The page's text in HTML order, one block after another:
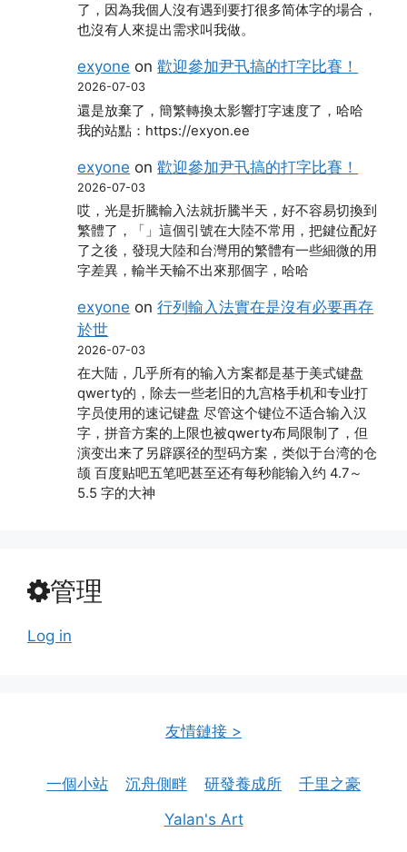
了，因為我個人沒有遇到要打很多简体字的場合，
也沒有人來提出需求叫我做。
exyone on歡迎參加尹卂搞的打字比賽！
2026-07-03
還是放棄了，簡繁轉換太影響打字速度了，哈哈
我的站點：https://exyon.ee
exyone on歡迎參加尹卂搞的打字比賽！
2026-07-03
哎，光是折騰輸入法就折騰半天，好不容易切換到
繁體了，「」這個引號在大陸不常用，把鍵位配好
了之後，發現大陸和台灣用的繁體有一些細微的用
字差異，輸半天輸不出來那個字，哈哈
exyone on行列輸入法實在是沒有必要再存
於世
2026-07-03
在大陆，几乎所有的输入方案都是基于美式键盘
qwerty的，除去一些老旧的九宫格手机和专业打
字员使用的速记键盘 尽管这个键位不适合输入汉
字，拼音方案的上限也被qwerty布局限制了，但
演变出来了另辟蹊径的型码方案，类似于台湾的仓
颉 百度贴吧五笔吧甚至还有每秒能输入约 4.7～
5.5 字的大神
管理
Log in
友情鏈接 >
一個小站 沉舟側畔 研發養成所
千里之豪
Yalan's Art